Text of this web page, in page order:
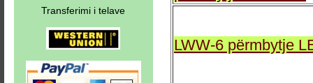
LWW-6 përmbytje
Transferimi i telave